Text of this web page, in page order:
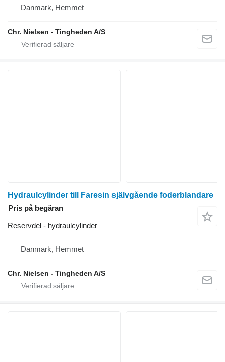
Danmark, Hemmet
Chr. Nielsen - Tingheden A/S
Hydraulcylinder till Faresin självgående foderblandare
Pris på begäran
Reservdel - hydraulcylinder
Danmark, Hemmet
Chr. Nielsen - Tingheden A/S